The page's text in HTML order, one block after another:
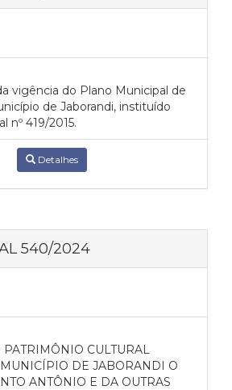
vigência do Plano Municipal de
de Jaborandi, instituído
nº 419/2015.
Detalhes
540/2024
PATRIMÔNIO CULTURAL
DE JABORANDI O
ANTÔNIO E DA OUTRAS